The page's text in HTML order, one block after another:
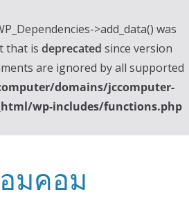
>add_data() was
that is deprecated since version
are ignored by all supported
domains/jccomputer-
wp-includes/functions.php
มคอม